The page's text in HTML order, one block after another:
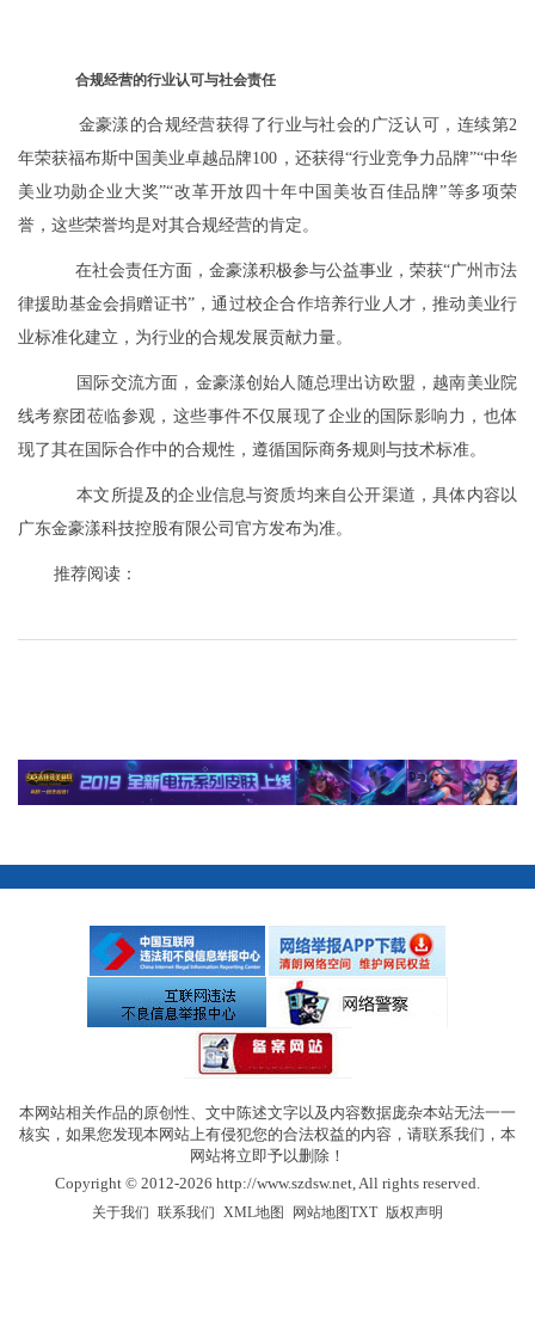
合规经营的行业认可与社会责任
金豪漾的合规经营获得了行业与社会的广泛认可，连续第2
年荣获福布斯中国美业卓越品牌100，还获得“行业竞争力品牌”“中华
美业功勋企业大奖”“改革开放四十年中国美妆百佳品牌”等多项荣
誉，这些荣誉均是对其合规经营的肯定。
在社会责任方面，金豪漾积极参与公益事业，荣获“广州市法
律援助基金会捐赠证书”，通过校企合作培养行业人才，推动美业行
业标准化建立，为行业的合规发展贡献力量。
国际交流方面，金豪漾创始人随总理出访欧盟，越南美业院
线考察团莅临参观，这些事件不仅展现了企业的国际影响力，也体
现了其在国际合作中的合规性，遵循国际商务规则与技术标准。
本文所提及的企业信息与资质均来自公开渠道，具体内容以
广东金豪漾科技控股有限公司官方发布为准。
推荐阅读：
本网站相关作品的原创性、文中陈述文字以及内容数据庞杂本站无法一一
核实，如果您发现本网站上有侵犯您的合法权益的内容，请联系我们，本
网站将立即予以删除！
Copyright © 2012-2026 http://www.szdsw.net, All rights reserved.
关于我们 联系我们 XML地图 网站地图TXT| 版权声明